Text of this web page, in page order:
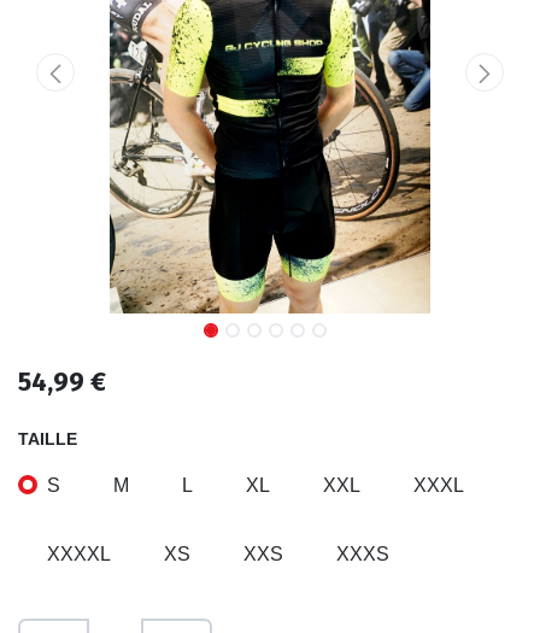
54,99 €
TAILLE
S M L XL XXL XXXL
XXXXL XS XXS XXXS